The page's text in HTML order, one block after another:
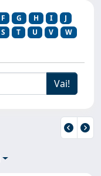
F G H I
J
S T U V
W